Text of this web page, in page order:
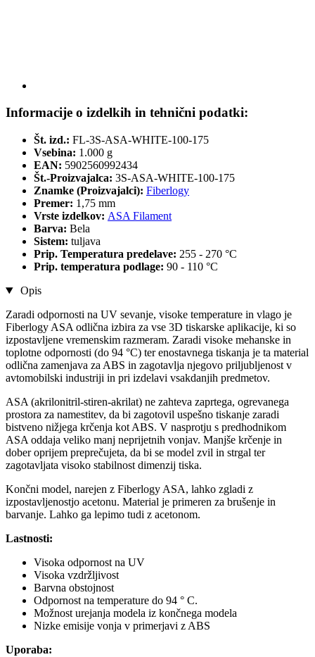
Informacije o izdelkih in tehnični podatki:
Št. izd.: FL-3S-ASA-WHITE-100-175
Vsebina: 1.000 g
EAN: 5902560992434
Št.-Proizvajalca: 3S-ASA-WHITE-100-175
Znamke (Proizvajalci): Fiberlogy
Premer: 1,75 mm
Vrste izdelkov: ASA Filament
Barva: Bela
Sistem: tuljava
Prip. Temperatura predelave: 255 - 270 °C
Prip. temperatura podlage: 90 - 110 °C
Opis
Zaradi odpornosti na UV sevanje, visoke temperature in vlago je
Fiberlogy ASA odlična izbira za vse 3D tiskarske aplikacije, ki so
izpostavljene vremenskim razmeram. Zaradi visoke mehanske in
toplotne odpornosti (do 94 °C) ter enostavnega tiskanja je ta material
odlična zamenjava za ABS in zagotavlja njegovo priljubljenost v
avtomobilski industriji in pri izdelavi vsakdanjih predmetov.
ASA (akrilonitril-stiren-akrilat) ne zahteva zaprtega, ogrevanega
prostora za namestitev, da bi zagotovil uspešno tiskanje zaradi
bistveno nižjega krčenja kot ABS. V nasprotju s predhodnikom
ASA oddaja veliko manj neprijetnih vonjav. Manjše krčenje in
dober oprijem preprečujeta, da bi se model zvil in strgal ter
zagotavljata visoko stabilnost dimenzij tiska.
Končni model, narejen z Fiberlogy ASA, lahko zgladi z
izpostavljenostjo acetonu. Material je primeren za brušenje in
barvanje. Lahko ga lepimo tudi z acetonom.
Lastnosti:
Visoka odpornost na UV
Visoka vzdržljivost
Barvna obstojnost
Odpornost na temperature do 94 ° C.
Možnost urejanja modela iz končnega modela
Nizke emisije vonja v primerjavi z ABS
Uporaba: